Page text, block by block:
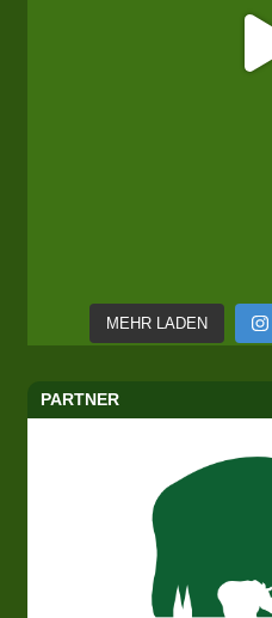
MEHR LADEN
PARTNER